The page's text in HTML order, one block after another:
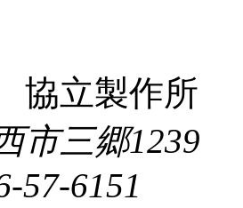
協立製作所
市三郷1239
57-6151